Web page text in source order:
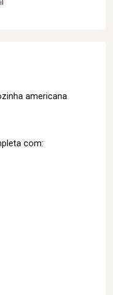
americana
com: